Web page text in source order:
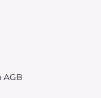
AGB